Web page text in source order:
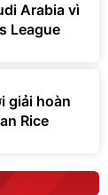
Arabia vì
League
giải hoàn
Rice